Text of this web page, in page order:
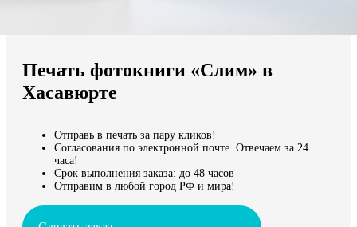
Мы доставляем по всему миру
Продолжить без города
Печать фотокниги «Слим» в
Хасавюрте
Отправь в печать за пару кликов!
Согласования по электронной почте. Отвечаем за 24
часа!
Срок выполнения заказа: до 48 часов
Отправим в любой город РФ и мира!